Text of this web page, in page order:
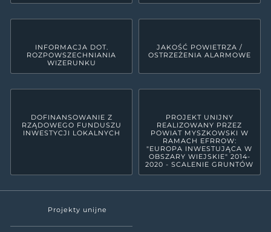
INFORMACJA DOT.
ROZPOWSZECHNIANIA
WIZERUNKU
JAKOŚĆ POWIETRZA /
OSTRZEŻENIA ALARMOWE
DOFINANSOWANIE Z
RZĄDOWEGO FUNDUSZU
INWESTYCJI LOKALNYCH
PROJEKT UNIJNY
REALIZOWANY PRZEZ
POWIAT MYSZKOWSKI W
RAMACH EFRROW:
"EUROPA INWESTUJĄCA W
OBSZARY WIEJSKIE" 2014-
2020 - SCALENIE GRUNTÓW
Projekty unijne